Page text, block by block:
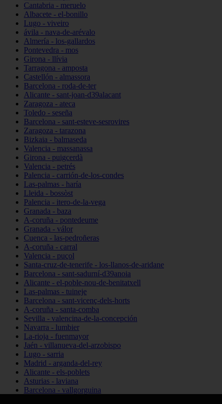
Cantabria - meruelo
Albacete - el-bonillo
Lugo - viveiro
ávila - nava-de-arévalo
Almería - los-gallardos
Pontevedra - mos
Girona - llívia
Tarragona - amposta
Castellón - almassora
Barcelona - roda-de-ter
Alicante - sant-joan-d39alacant
Zaragoza - ateca
Toledo - seseña
Barcelona - sant-esteve-sesrovires
Zaragoza - tarazona
Bizkaia - balmaseda
Valencia - massanassa
Girona - puigcerdà
Valencia - petrés
Palencia - carrión-de-los-condes
Las-palmas - haría
Lleida - bossòst
Palencia - itero-de-la-vega
Granada - baza
A-coruña - pontedeume
Granada - válor
Cuenca - las-pedroñeras
A-coruña - carral
Valencia - puçol
Santa-cruz-de-tenerife - los-llanos-de-aridane
Barcelona - sant-sadurní-d39anoia
Alicante - el-poble-nou-de-benitatxell
Las-palmas - tuineje
Barcelona - sant-vicenç-dels-horts
A-coruña - santa-comba
Sevilla - valencina-de-la-concepción
Navarra - lumbier
La-rioja - fuenmayor
Jaén - villanueva-del-arzobispo
Lugo - sarria
Madrid - arganda-del-rey
Alicante - els-poblets
Asturias - laviana
Barcelona - vallgorguina